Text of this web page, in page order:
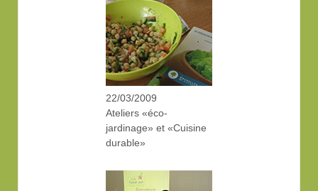
22/03/2009
Ateliers «éco-
jardinage» et «Cuisine
durable»